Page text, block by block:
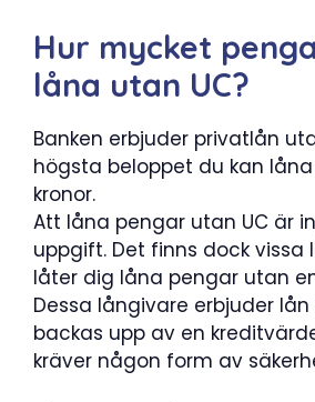
Hur mycket
låna utan UC?
Banken erbjuder privatlån
högsta beloppet du kan
kronor.
Att låna pengar utan UC är
uppgift. Det finns dock vissa
låter dig låna pengar utan
Dessa långivare erbjuder
backas upp av en
kräver någon form av